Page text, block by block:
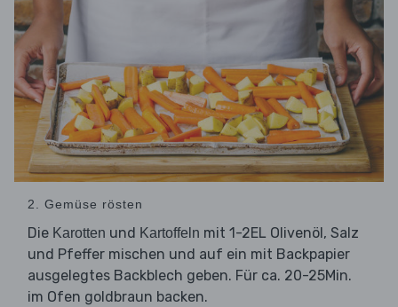
2. Gemüse rösten
Die Karotten und Kartoffeln mit 1-2EL Olivenöl, Salz
und Pfeffer mischen und auf ein mit Backpapier
ausgelegtes Backblech geben. Für ca. 20-25Min.
im Ofen goldbraun backen.